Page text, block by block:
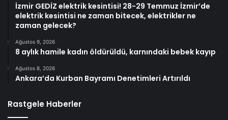
İzmir GEDİZ elektrik kesintisi! 28-29 Temmuz İzmir’de
elektrik kesintisi ne zaman bitecek, elektrikler ne
zaman gelecek?
Ağustos 9, 2026
8 aylık hamile kadın öldürüldü, karnındaki bebek kayıp
Ağustos 8, 2026
Ankara’da Kurban Bayramı Denetimleri Artırıldı
Rastgele Haberler